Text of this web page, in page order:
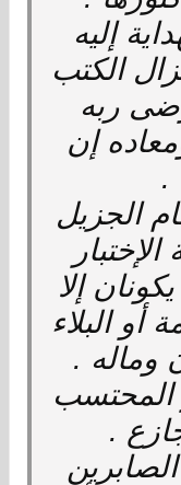
إليه
الكتب
ربه
إن
.
الجزيل
إلا
أو البلاء
وماله .
المحتسب
.